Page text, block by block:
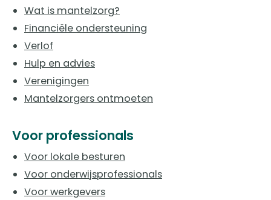
Wat is mantelzorg?
Financiële ondersteuning
Verlof
Hulp en advies
Verenigingen
Mantelzorgers ontmoeten
Voor professionals
Voor lokale besturen
Voor onderwijsprofessionals
Voor werkgevers